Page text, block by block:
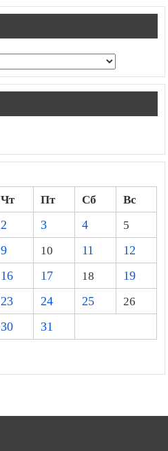
Чт Пт Сб
Вс
2 3 4
5
9 10 11
12
16 17 18
19
23 24 25
26
30 31